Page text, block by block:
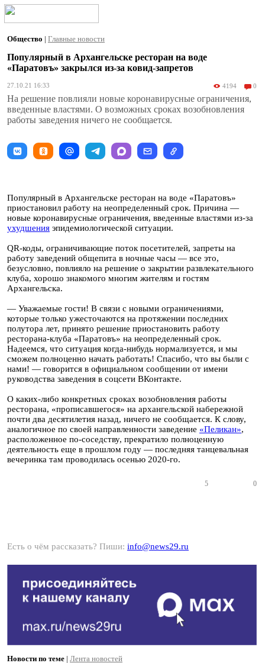
Общество | Главные новости
Популярный в Архангельске ресторан на воде
«Паратовъ» закрылся из-за ковид-запретов
27.10.21 16:33 4194 0
На решение повлияли новые коронавирусные ограничения,
введенные властями. О возможных сроках возобновления
работы заведения ничего не сообщается.
Популярный в Архангельске ресторан на воде «Паратовъ»
приостановил работу на неопределенный срок. Причина —
новые коронавирусные ограничения, введенные властями из-за
ухудшения эпидемиологической ситуации.
QR-коды, ограничивающие поток посетителей, запреты на
работу заведений общепита в ночные часы — все это,
безусловно, повлияло на решение о закрытии развлекательного
клуба, хорошо знакомого многим жителям и гостям
Архангельска.
— Уважаемые гости! В связи с новыми ограничениями,
которые только ужесточаются на протяжении последних
полутора лет, принято решение приостановить работу
ресторана-клуба «Паратовъ» на неопределенный срок.
Надеемся, что ситуация когда-нибудь нормализуется, и мы
сможем полноценно начать работать! Спасибо, что вы были с
нами! — говорится в официальном сообщении от имени
руководства завeдения в соцсети ВКонтакте.
О каких-либо конкретных сроках возобновления работы
ресторана, «прописавшегося» на архангельской набережной
почти два десятилетия назад, ничего не сообщается. К слову,
аналогичное по своей направленности заведение «Пеликан»,
расположенное по-соседству, прекратило полноценную
деятельность еще в прошлом году — последняя танцевальная
вечеринка там проводилась осенью 2020-го.
5 0
Есть о чём рассказать? Пиши: info@news29.ru
Новости по теме | Лента новостей